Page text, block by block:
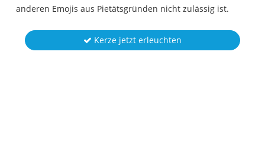
anderen Emojis aus Pietätsgründen nicht zulässig ist.
Kerze jetzt erleuchten